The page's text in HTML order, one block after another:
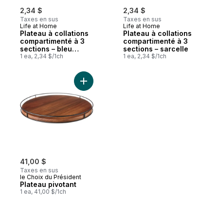
2,34 $
Taxes en sus
Life at Home
Plateau à collations
compartimenté à 3
sections – bleu
côtier
1 ea, 2,34 $/1ch
2,34 $
Taxes en sus
Life at Home
Plateau à collations
compartimenté à 3
sections – sarcelle
1 ea, 2,34 $/1ch
41,00 $
Taxes en sus
le Choix du Président
Plateau pivotant
1 ea, 41,00 $/1ch
Ajouter Plateau pivotant au panier